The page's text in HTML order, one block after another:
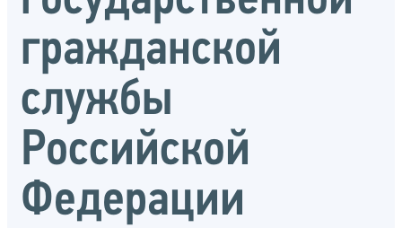
гражданской
службы
Российской
Федерации